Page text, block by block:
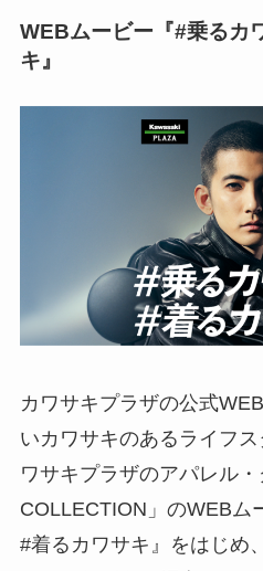
WEBムービー『#乗るカ
キ』
カワサキプラザの公式
いカワサキのあるライフ
ワサキプラザのアパレル
COLLECTION」のWEBム
#着るカワサキ』をはじめ